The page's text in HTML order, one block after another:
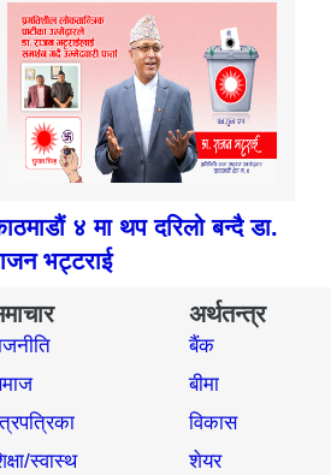
४ मा थप दरिलो बन्दै डा.
भट्टराई
स्वास्थ
अर्थतन्त्र
बैंक
बीमा
विकास
शेयर